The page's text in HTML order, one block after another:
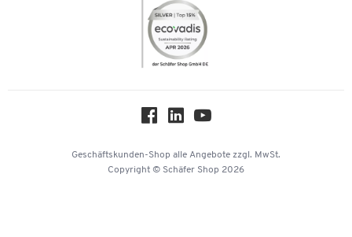
Geschäftskunden-Shop alle Angebote zzgl. MwSt.
Copyright © Schäfer Shop 2026